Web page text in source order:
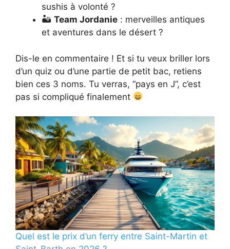
sushis à volonté ?
🏜 Team Jordanie : merveilles antiques
et aventures dans le désert ?
Dis-le en commentaire ! Et si tu veux briller lors
d’un quiz ou d’une partie de petit bac, retiens
bien ces 3 noms. Tu verras, “pays en J”, c’est
pas si compliqué finalement
Quel est le prix d’un ferry entre Saint-Martin et